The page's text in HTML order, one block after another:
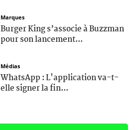
Marques
Burger King s’associe à Buzzman
pour son lancement...
Médias
WhatsApp : L'application va-t-
elle signer la fin...